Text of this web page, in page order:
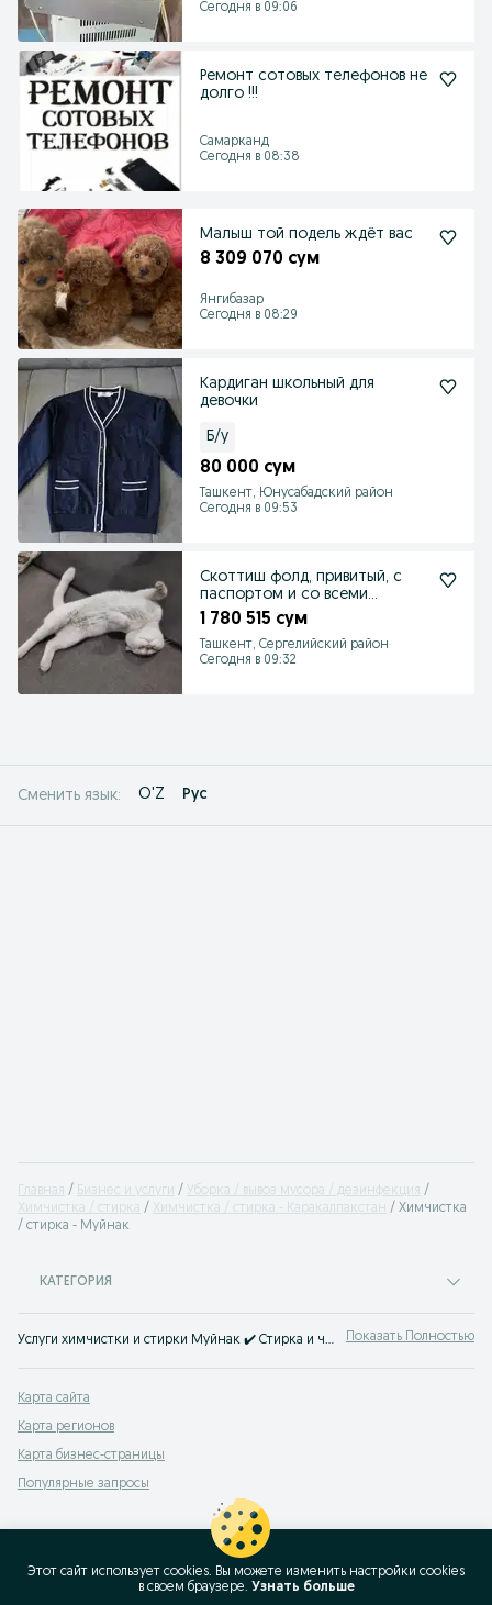
Сегодня в 09:06
Ремонт сотовых телефонов не
долго !!!
Самарканд
Сегодня в 08:38
Малыш той подель ждёт вас
8 309 070 сум
Янгибазар
Сегодня в 08:29
Кардиган школьный для
девочки
Б/у
80 000 сум
Ташкент, Юнусабадский район
Сегодня в 09:53
Скоттиш фолд, привитый, с
паспортом и со всеми
принадлежносттями
1 780 515 сум
Ташкент, Сергелийский район
Сегодня в 09:32
Сменить язык: O'Z Рус
Главная Бизнес и услуги
Уборка / вывоз мусора / дезинфекция
Химчистка / стирка
Химчистка / стирка - Каракалпакстан
Химчистка
/ стирка - Муйнак
КАТЕГОРИЯ
Услуги химчистки и стирки Муйнак ✔️ Стирка и чистка вещей, одежды любой сложности ⭐ Срочно найти бытовые услуги можно на OLX.uz! Показать Полностью
Карта сайта
Карта регионов
Карта бизнес-страницы
Популярные запросы
Этот сайт использует cookies. Вы можете изменить настройки cookies
в своeм браузере. Узнать больше